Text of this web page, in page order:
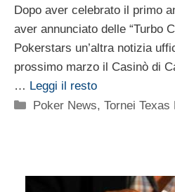
Dopo aver celebrato il primo
aver annunciato delle “Turbo
Pokerstars un’altra notizia
prossimo marzo il Casinò di
… Leggi il resto
Categorie
Poker News,Tornei Texas